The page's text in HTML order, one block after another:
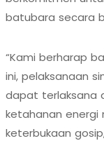
batubara secara
“Kami berharap
ini, pelaksanaan
dapat terlaksana
ketahanan energi
keterbukaan